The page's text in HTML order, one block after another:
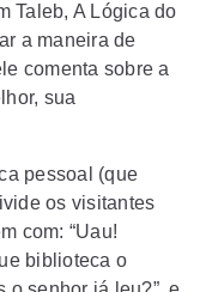
Taleb, A Lógica do
a maneira de
comenta sobre a
sua
pessoal (que
os visitantes
com: “Uau!
biblioteca o